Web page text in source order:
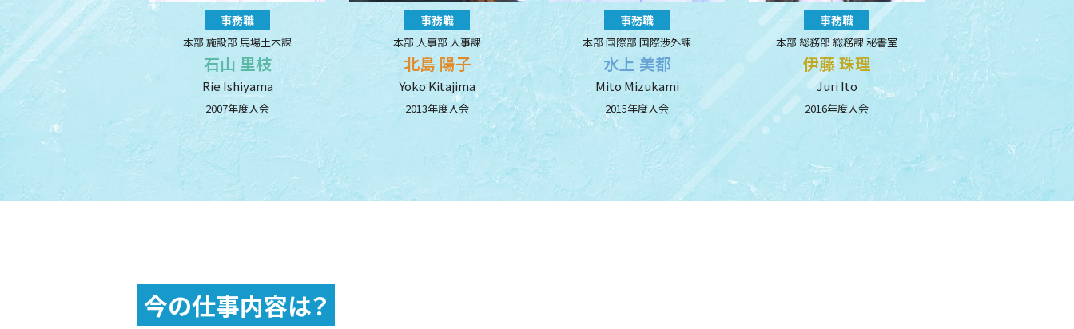
事務職
本部 施設部 馬場土木課
石山 里枝
Rie Ishiyama
2007年度入会
事務職
本部 人事部 人事課
北島 陽子
Yoko Kitajima
2013年度入会
事務職
本部 国際部 国際渉外課
水上 美都
Mito Mizukami
2015年度入会
事務職
本部 総務部 総務課 秘書室
伊藤 珠理
Juri Ito
2016年度入会
今の仕事内容は？